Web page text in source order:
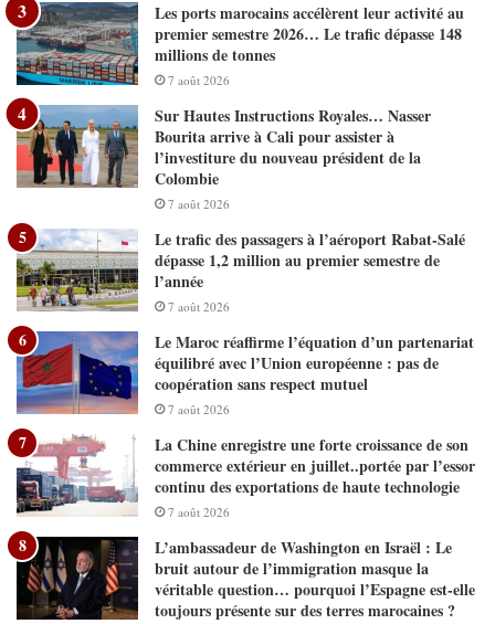
Les ports marocains accélèrent leur activité au
premier semestre 2026… Le trafic dépasse 148
millions de tonnes
7 août 2026
Sur Hautes Instructions Royales… Nasser
Bourita arrive à Cali pour assister à
l’investiture du nouveau président de la
Colombie
7 août 2026
Le trafic des passagers à l’aéroport Rabat-Salé
dépasse 1,2 million au premier semestre de
l’année
7 août 2026
Le Maroc réaffirme l’équation d’un partenariat
équilibré avec l’Union européenne : pas de
coopération sans respect mutuel
7 août 2026
La Chine enregistre une forte croissance de son
commerce extérieur en juillet..portée par l’essor
continu des exportations de haute technologie
7 août 2026
L’ambassadeur de Washington en Israël : Le
bruit autour de l’immigration masque la
véritable question… pourquoi l’Espagne est-elle
toujours présente sur des terres marocaines ?